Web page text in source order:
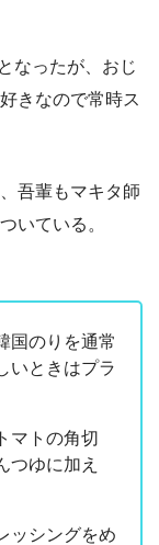
なったが、おじ
きなので常時ス
吾輩もマキタ師
いている。
国のりを通常
いときはプラ
マトの角切
つゆに加え
ッシングをめ